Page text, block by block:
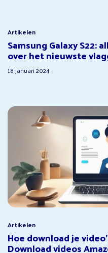
Artikelen
Samsung Galaxy S22:
over het nieuwste
18 januari 2024
Artikelen
Hoe download je
Download videos